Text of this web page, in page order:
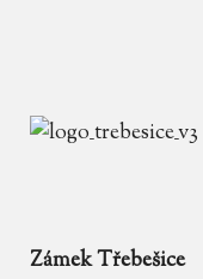
Zámek Třebešice